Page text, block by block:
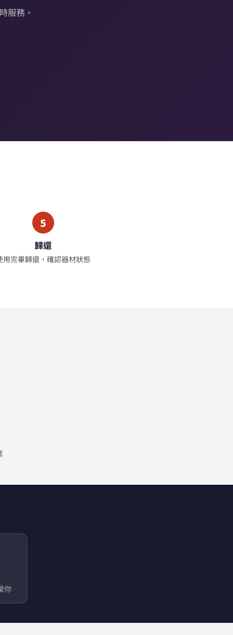
服務。
5
歸還
用完畢歸還，確認器材狀態
你